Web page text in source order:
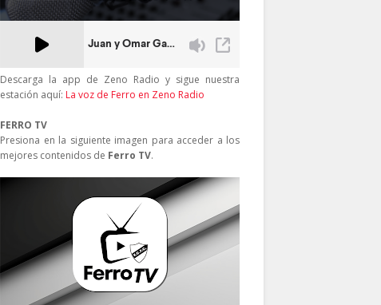
Descarga la app de Zeno Radio y sigue nuestra
estación aquí: La voz de Ferro en Zeno Radio
FERRO TV
Presiona en la siguiente imagen para acceder a los
mejores contenidos de Ferro TV.